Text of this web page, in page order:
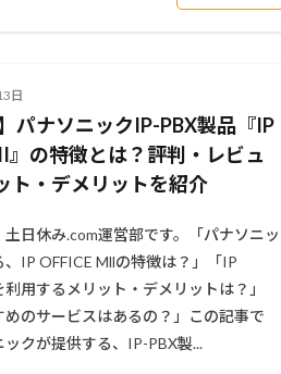
日
】パナソニックIP-PBX製品『IP
』の特徴とは？評判・レビュ
ト・デメリットを紹介
土日休み.com運営部です。「パナソニッ
、IP OFFICE Mllの特徴は？」「IP
利用するメリット・デメリットは？」
めのサービスはあるの？」この記事で
ックが提供する、IP-PBX製...